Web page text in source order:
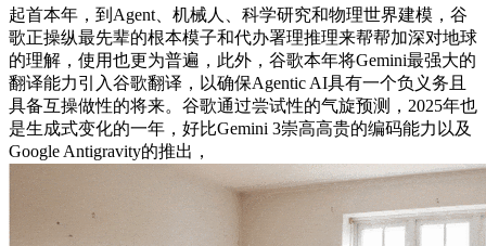
起首本年，到Agent、机械人、科学研究和物理世界建模，谷
歌正操纵最先辈的根本模子和代办署理推理来帮帮加深对地球
的理解，使用也更为普遍，此外，谷歌本年将Gemini最强大的
翻译能力引入谷歌翻译，以确保Agentic AI具有一个负义务且
具备互操做性的将来。谷歌通过尝试性的气旋预测，2025年也
是生成式变化的一年，好比Gemini 3崇高高贵的编码能力以及
Google Antigravity的推出，